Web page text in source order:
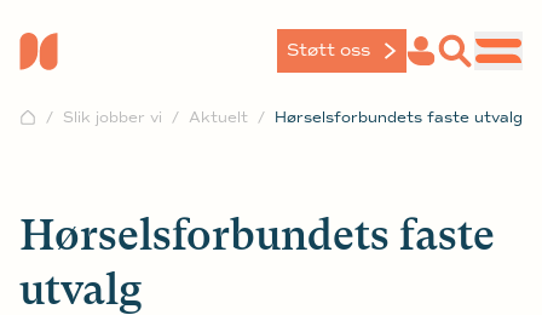
Støtt oss
Slik jobber vi Aktuelt Hørselsforbundets faste utvalg
Hørselsforbundets faste
utvalg